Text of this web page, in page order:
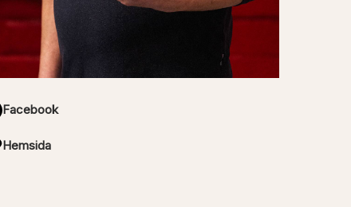
Facebook
Hemsida